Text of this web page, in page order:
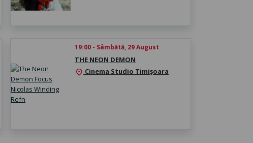
19:00 - Sâmbătă, 29 August
THE NEON DEMON
location_on Cinema Studio Timișoara